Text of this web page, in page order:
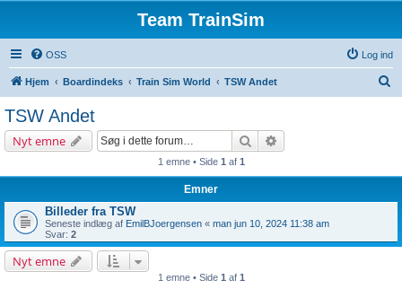
Team TrainSim
OSS Log ind
Hjem Boardindeks Train Sim World TSW Andet
TSW Andet
Nyt emne Søg
1 emne • Side 1 af 1
Emner
Billeder fra TSW
Seneste indlæg af EmilBJoergensen « man jun 10, 2024 11:38 am
Svar: 2
Nyt emne
1 emne • Side 1 af 1